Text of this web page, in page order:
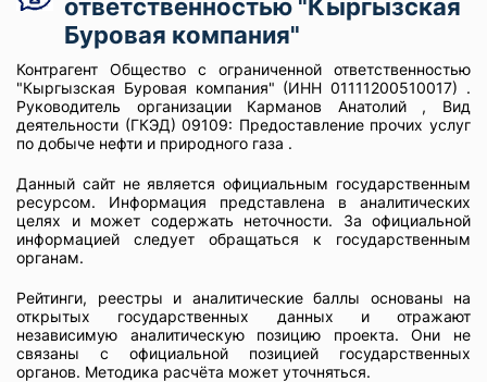
ответственностью "Кыргызская
Буровая компания"
Контрагент Общество с ограниченной ответственностью
"Кыргызская Буровая компания" (ИНН 01111200510017) .
Руководитель организации Карманов Анатолий , Вид
деятельности (ГКЭД) 09109: Предоставление прочих услуг
по добыче нефти и природного газа .
Данный сайт не является официальным государственным
ресурсом. Информация представлена в аналитических
целях и может содержать неточности. За официальной
информацией следует обращаться к государственным
органам.
Рейтинги, реестры и аналитические баллы основаны на
открытых государственных данных и отражают
независимую аналитическую позицию проекта. Они не
связаны с официальной позицией государственных
органов. Методика расчёта может уточняться.